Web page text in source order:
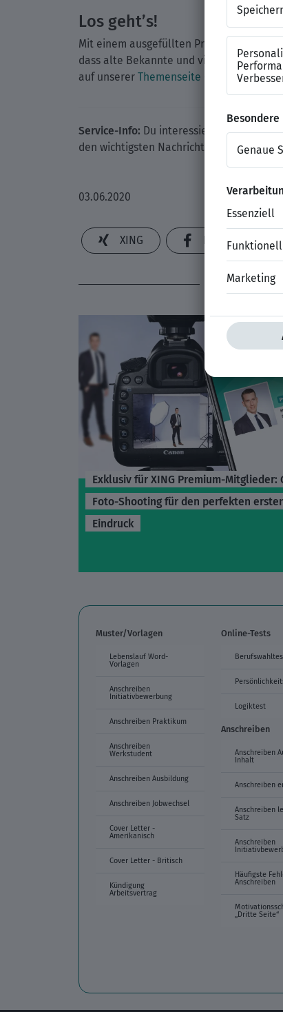
Los geht’s!
Mit einem ausgefüllten Profil machst Du
dass alte Bekannte und viele
auf unsererThemenseite Campus &
Service-Info: Du interessierst Dich für
den wichtigsten Nachrichten versorgt,
03.06.2020
XING Facebook
DAS
Exklusiv für XING Premium-Mitglieder:
Foto-Shooting für den perfekten
Eindruck
Muster/Vorlagen
Lebenslauf Word-
Vorlagen
Anschreiben
Initiativbewerbung
Anschreiben Praktikum
Anschreiben
Werkstudent
Anschreiben Ausbildung
Anschreiben Jobwechsel
Cover Letter -
Amerikanisch
Cover Letter - Britisch
Kündigung
Arbeitsvertrag
Online-Tests
Logiktest
Anschreiben
Anschreiben
Inhalt
Anschreiben
Anschreiben
Satz
Anschreiben
Häufigste
Anschreiben
„Dritte Seite“